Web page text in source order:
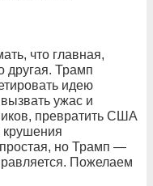
что главная,
другая. Трамп
идею
ужас и
превратить США
крушения
но Трамп —
Пожелаем